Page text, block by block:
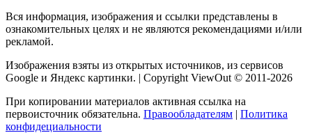
Вся информация, изображения и ссылки представлены в
ознакомительных целях и не являются рекомендациями и/или
рекламой.
Изображения взяты из открытых источников, из сервисов
Google и Яндекс картинки. | Copyright ViewOut © 2011-2026
При копировании материалов активная ссылка на
первоисточник обязательна. Правообладателям | Политика
конфидециальности